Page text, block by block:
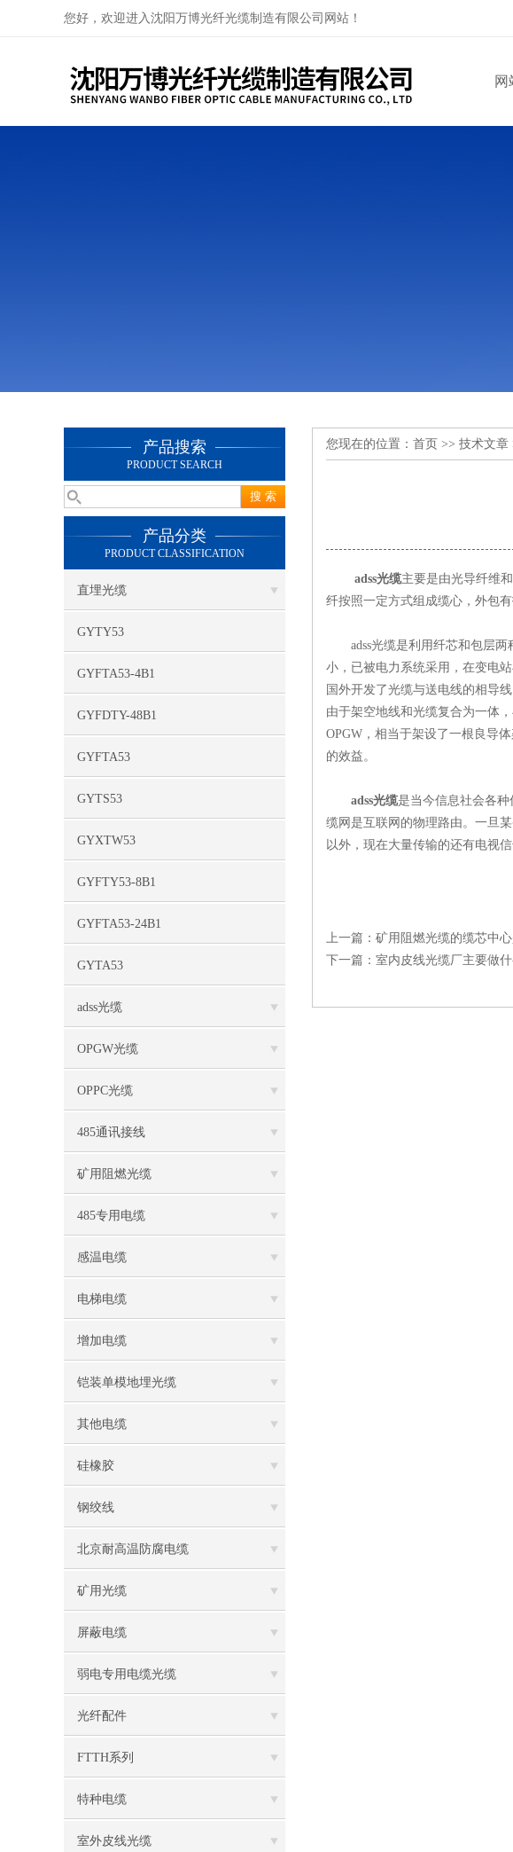
您好，欢迎进入沈阳万博光纤光缆制造有限公司网站！
网
产品搜索
PRODUCT SEARCH
产品分类
PRODUCT CLASSIFICATION
直埋光缆
GYTY53
GYFTA53-4B1
GYFDTY-48B1
GYFTA53
GYTS53
GYXTW53
GYFTY53-8B1
GYFTA53-24B1
GYTA53
adss光缆
OPGW光缆
OPPC光缆
485通讯接线
矿用阻燃光缆
485专用电缆
感温电缆
电梯电缆
增加电缆
铠装单模地埋光缆
其他电缆
硅橡胶
钢绞线
北京耐高温防腐电缆
矿用光缆
屏蔽电缆
弱电专用电缆光缆
光纤配件
FTTH系列
特种电缆
室外皮线光缆
您现在的位置： 首页 >> 技术文章
adss光缆主要是由光导纤维
纤按照一定方式组成缆心，外包
adss光缆是利用纤芯和包层两
小，已被电力系统采用，在变电
国外开发了光缆与送电线的相导
由于架空地线和光缆复合为一体
OPGW，相当于架设了一根良导
的效益。
adss光缆是当今信息社会各
缆网是互联网的物理路由。一旦
以外，现在大量传输的还有电视
上一篇： 矿用阻燃光缆的缆芯中
下一篇： 室内皮线光缆厂主要做